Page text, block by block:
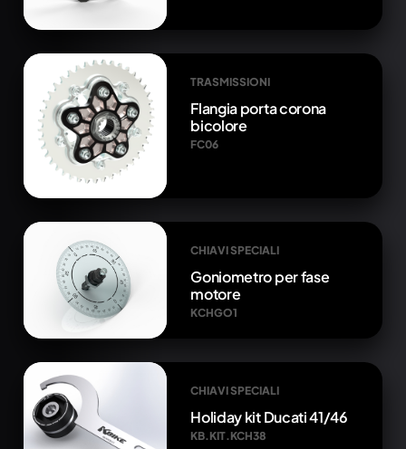
TRASMISSIONI
Flangia porta corona
bicolore
FC06
CHIAVI SPECIALI
Goniometro per fase
motore
KCHGO1
CHIAVI SPECIALI
Holiday kit Ducati 41/46
KB.KIT.KCH38